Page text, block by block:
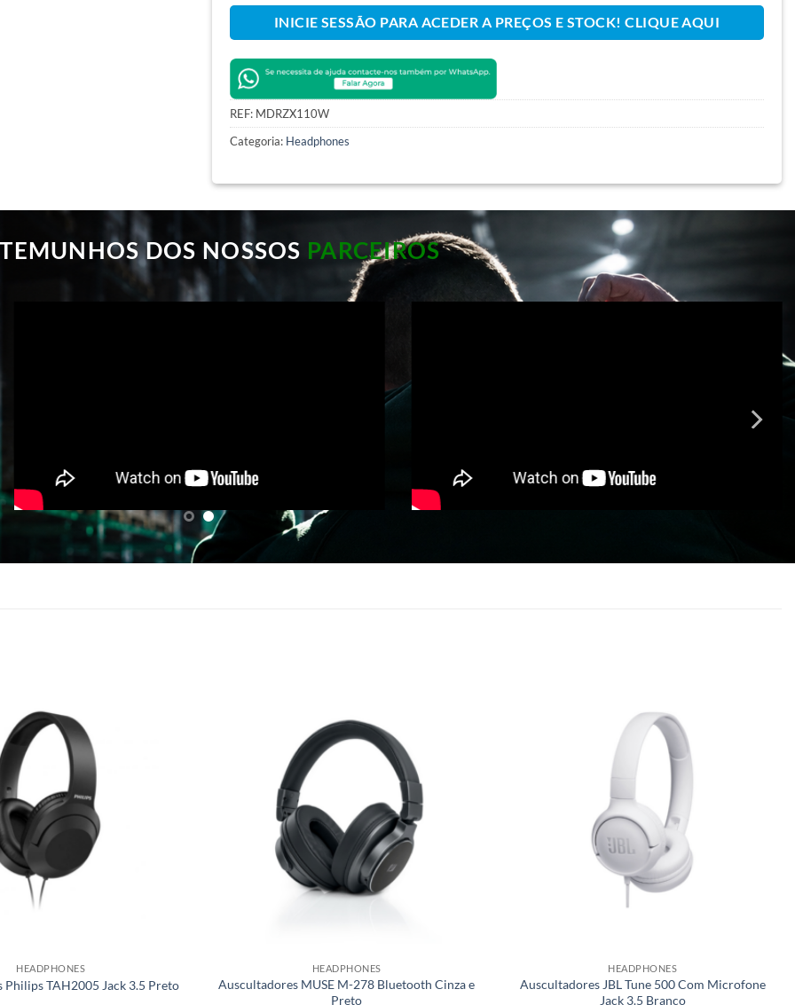
INICIE SESSÃO PARA ACEDER A PREÇOS E STOCK! CLIQUE AQUI
REF: MDRZX110W
Categoria: Headphones
DOS NOSSOS PARCEIROS
HEADPHONES
Philips TAH2005 Jack 3.5 Preto
HEADPHONES
Auscultadores MUSE M-278 Bluetooth Cinza e
Preto
HEADPHONES
Auscultadores JBL Tune 500 Com Microfone
Jack 3.5 Branco